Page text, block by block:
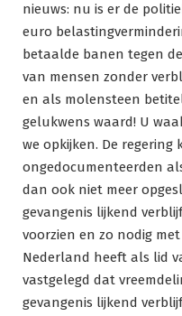
nieuws: nu is er de
euro
betaalde banen tegen
van mensen zonder
en als molensteen
gelukwens waard! U
we opkijken. De
ongedocumenteerden
dan ook niet meer
gevangenis lijkend
voorzien en zo nodig
Nederland heeft als lid
vastgelegd dat
gevangenis lijkend